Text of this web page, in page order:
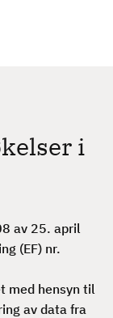
i
av 25. april
(EF) nr.
med hensyn til
av data fra